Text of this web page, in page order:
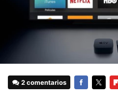
2 comentarios